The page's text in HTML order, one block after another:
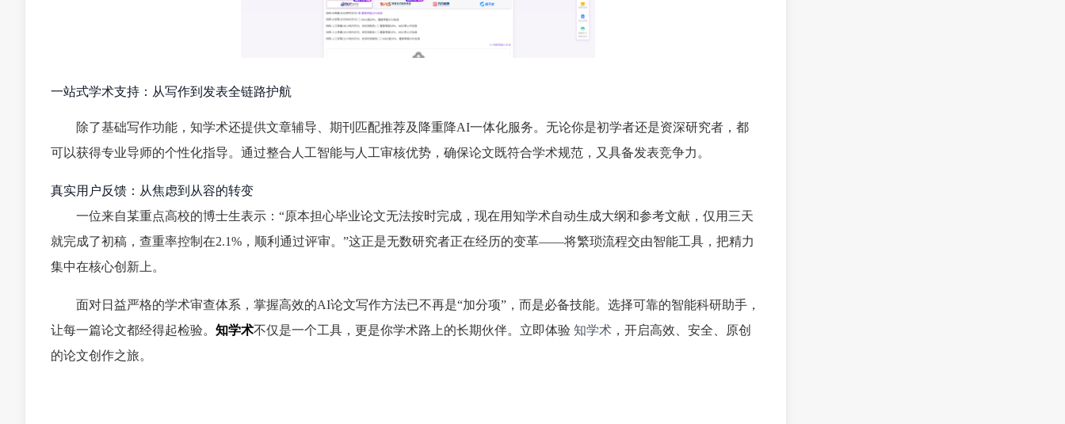
一站式学术支持：从写作到发表全链路护航
除了基础写作功能，知学术还提供文章辅导、期刊匹配推荐及降重降AI一体化服务。无论你是初学者还是资深研究者，都
可以获得专业导师的个性化指导。通过整合人工智能与人工审核优势，确保论文既符合学术规范，又具备发表竞争力。
真实用户反馈：从焦虑到从容的转变
一位来自某重点高校的博士生表示：“原本担心毕业论文无法按时完成，现在用知学术自动生成大纲和参考文献，仅用三天
就完成了初稿，查重率控制在2.1%，顺利通过评审。”这正是无数研究者正在经历的变革——将繁琐流程交由智能工具，把精力
集中在核心创新上。
面对日益严格的学术审查体系，掌握高效的AI论文写作方法已不再是“加分项”，而是必备技能。选择可靠的智能科研助手，
让每一篇论文都经得起检验。 知学术不仅是一个工具，更是你学术路上的长期伙伴。立即体验 知学术 ，开启高效、安全、原创
的论文创作之旅。